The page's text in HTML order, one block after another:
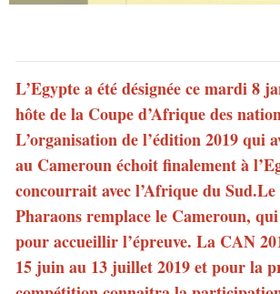
L’Egypte a été désignée ce mardi 8
hôte de la Coupe d’Afrique des
L’organisation de l’édition 2019 qui
au Cameroun échoit finalement à
concourrait avec l’Afrique du Sud.Le
Pharaons remplace le Cameroun,
pour accueillir l’épreuve. La CAN
15 juin au 13 juillet 2019 et pour la